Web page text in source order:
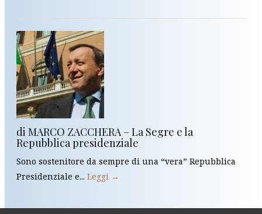
di MARCO ZACCHERA – La Segre e la
Repubblica presidenziale
Sono sostenitore da sempre di una “vera” Repubblica
Presidenziale e... Leggi →